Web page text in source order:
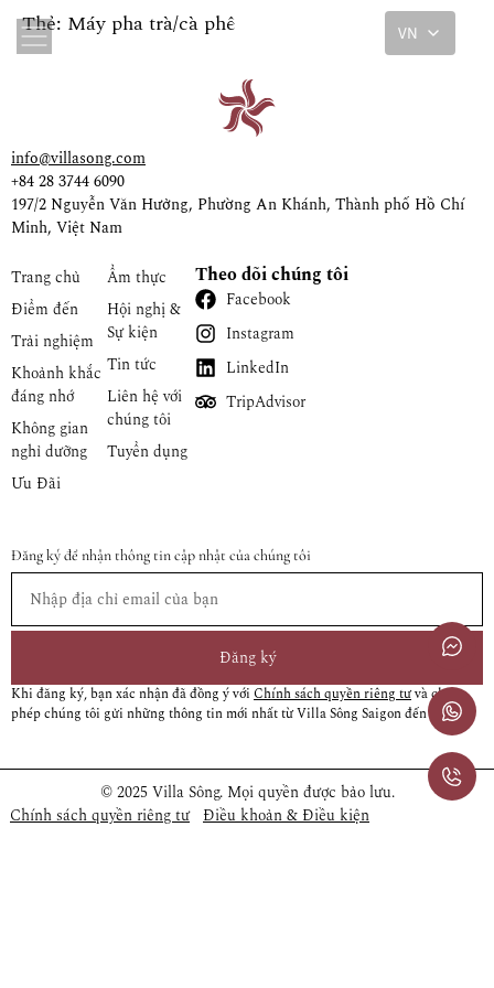
VN
Thẻ: Máy pha trà/cà phê
info@villasong.com
+84 28 3744 6090
197/2 Nguyễn Văn Hưởng, Phường An Khánh, Thành phố Hồ Chí
Minh, Việt Nam
Trang chủ
Điểm đến
Trải nghiệm
Khoảnh khắc
đáng nhớ
Không gian
nghỉ dưỡng
Ưu Đãi
Ẩm thực
Hội nghị &
Sự kiện
Tin tức
Liên hệ với
chúng tôi
Tuyển dụng
Theo dõi chúng tôi
Facebook
Instagram
LinkedIn
TripAdvisor
Đăng ký để nhận thông tin cập nhật của chúng tôi
Đăng ký
Khi đăng ký, bạn xác nhận đã đồng ý với Chính sách quyền riêng tưvà cho
phép chúng tôi gửi những thông tin mới nhất từ Villa Sông Saigon đến bạn
© 2025 Villa Sông. Mọi quyền được bảo lưu.
Chính sách quyền riêng tư
Điều khoản & Điều kiện